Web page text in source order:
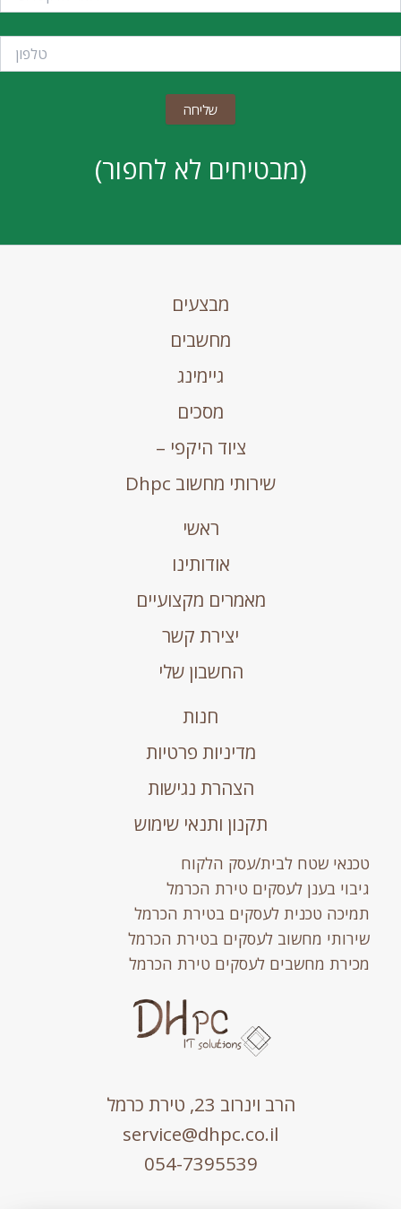
(מבטיחים לא לחפור)
מבצעים
מחשבים
גיימינג
מסכים
ציוד היקפי –
שירותי מחשוב Dhpc
ראשי
אודותינו
מאמרים מקצועיים
יצירת קשר
החשבון שלי
חנות
מדיניות פרטיות
הצהרת נגישות
תקנון ותנאי שימוש
טכנאי שטח לבית/עסק הלקוח
גיבוי בענן לעסקים טירת הכרמל
תמיכה טכנית לעסקים בטירת הכרמל
שירותי מחשוב לעסקים בטירת הכרמל
מכירת מחשבים לעסקים טירת הכרמל
הרב וינרוב 23, טירת כרמל
service@dhpc.co.il
054-7395539